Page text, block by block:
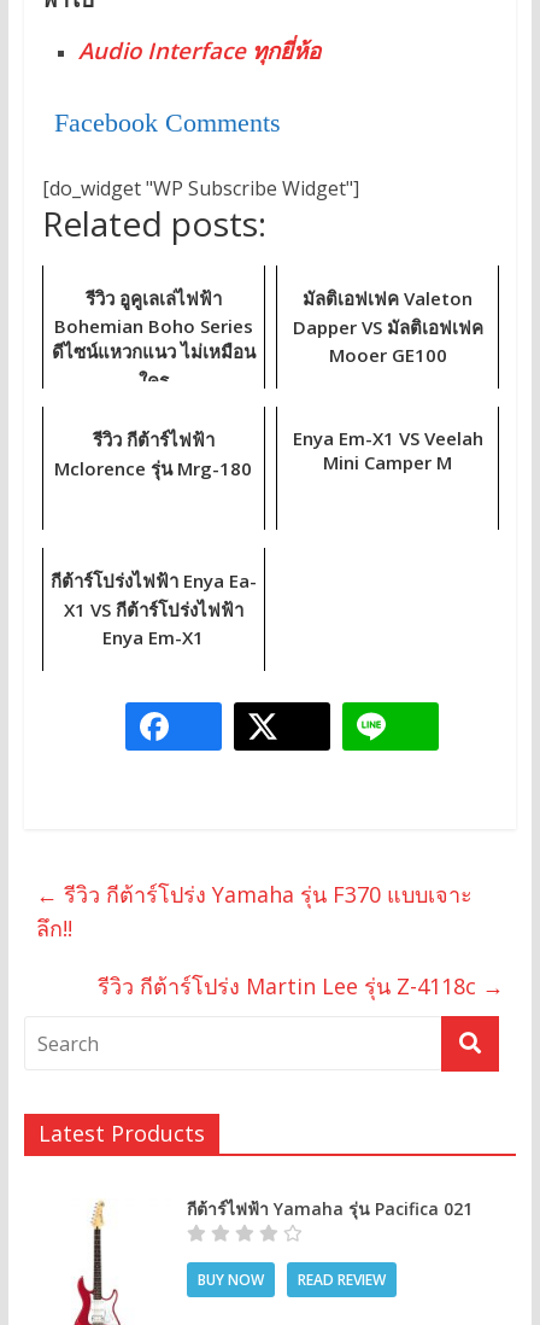
Audio Interface ทุกยี่ห้อ
Facebook Comments
[do_widget "WP Subscribe Widget"]
Related posts:
รีวิว อูคูเลเล่ไฟฟ้า
Bohemian Boho Series
ดีไซน์แหวกแนว ไม่เหมือน
ใคร
มัลติเอฟเฟค Valeton
Dapper VS มัลติเอฟเฟค
Mooer GE100
รีวิว กีต้าร์ไฟฟ้า
Mclorence รุ่น Mrg-180
Enya Em-X1 VS Veelah
Mini Camper M
กีต้าร์โปร่งไฟฟ้า Enya Ea-
X1 VS กีต้าร์โปร่งไฟฟ้า
Enya Em-X1
← รีวิว กีต้าร์โปร่ง Yamaha รุ่น F370 แบบเจาะ
ลึก!!
รีวิว กีต้าร์โปร่ง Martin Lee รุ่น Z-4118c →
Latest Products
กีต้าร์ไฟฟ้า Yamaha รุ่น Pacifica 021
BUY NOW READ REVIEW